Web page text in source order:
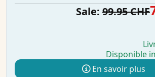
Sale: 99.95 CHF
Disponible
En savoir plus